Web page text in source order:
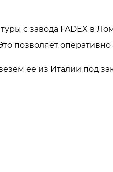
с завода FADEX в
позволяет
её из Италии под